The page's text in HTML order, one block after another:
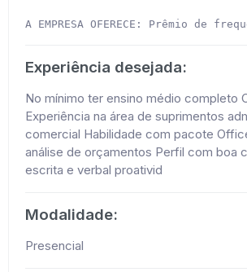
Experiência desejada:
No mínimo ter ensino médio completo
Experiência na área de suprimentos
comercial Habilidade com pacote
análise de orçamentos Perfil com boa
escrita e verbal proativid
Modalidade:
Presencial